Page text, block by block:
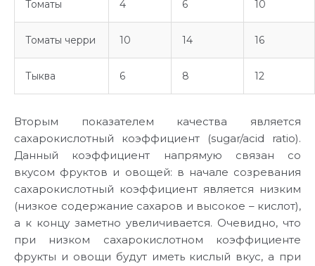
Томаты 4 6 10
Томаты черри 10 14 16
Тыква 6 8 12
Вторым показателем качества является
сахарокислотный коэффициент (sugar/acid ratio).
Данный коэффициент напрямую связан со
вкусом фруктов и овощей: в начале созревания
сахарокислотный коэффициент является низким
(низкое содержание сахаров и высокое – кислот),
а к концу заметно увеличивается. Очевидно, что
при низком сахарокислотном коэффициенте
фрукты и овощи будут иметь кислый вкус, а при